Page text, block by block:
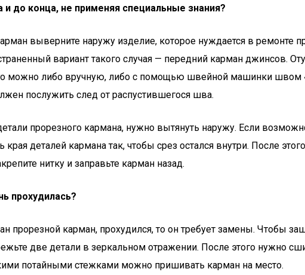
до конца, не применяя специальные знания?
выверните наружу изделие, которое нуждается в ремонте
вариант такого случая — передний карман джинсов.
можно либо вручную, либо с помощью швейной машинки
послужить след от распустившегося шва.
прорезного кармана, нужно вытянуть наружу. Если
края деталей кармана так, чтобы срез остался внутри. После
нитку и заправьте карман назад.
прохудилась?
прорезной карман, прохудился, то он требует замены. Чтобы
две детали в зеркальном отражении. После этого нужно
потайными стежками можно пришивать карман на место.